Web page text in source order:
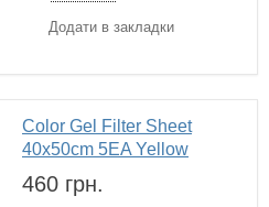
Додати в закладки
Color Gel Filter Sheet
40x50cm 5EA Yellow
460 грн.